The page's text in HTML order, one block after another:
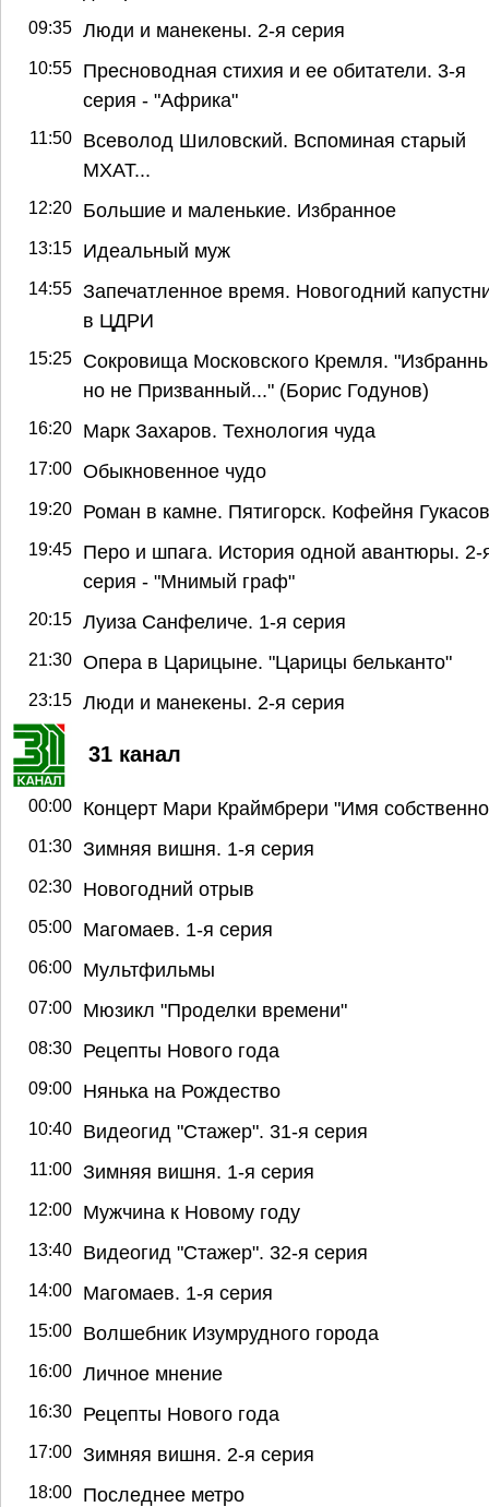
09:35 Люди и манекены. 2-я серия
10:55
Пресноводная стихия и ее обитатели. 3-я
серия - "Африка"
11:50
Всеволод Шиловский. Вспоминая старый
МХАТ...
12:20 Большие и маленькие. Избранное
13:15 Идеальный муж
14:55 Запечатленное время. Новогодний
в ЦДРИ
15:25
Сокровища Московского Кремля.
но не Призванный..." (Борис Годунов)
16:20 Марк Захаров. Технология чуда
17:00 Обыкновенное чудо
19:20 Роман в камне. Пятигорск. Кофейня
19:45
Перо и шпага. История одной авантюры. 2-
серия - "Мнимый граф"
20:15 Луиза Санфеличе. 1-я серия
21:30 Опера в Царицыне. "Царицы бельканто"
23:15 Люди и манекены. 2-я серия
31 канал
00:00 Концерт Мари Краймбрери "Имя
01:30 Зимняя вишня. 1-я серия
02:30 Новогодний отрыв
05:00 Магомаев. 1-я серия
06:00 Мультфильмы
07:00 Мюзикл "Проделки времени"
08:30 Рецепты Нового года
09:00 Нянька на Рождество
10:40 Видеогид "Стажер". 31-я серия
11:00 Зимняя вишня. 1-я серия
12:00 Мужчина к Новому году
13:40 Видеогид "Стажер". 32-я серия
14:00 Магомаев. 1-я серия
15:00 Волшебник Изумрудного города
16:00 Личное мнение
16:30 Рецепты Нового года
17:00 Зимняя вишня. 2-я серия
18:00 Последнее метро